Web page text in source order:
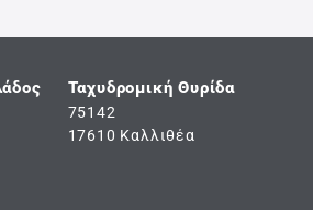
Ταχυδρομική Θυρίδα
75142
17610 Καλλιθέα